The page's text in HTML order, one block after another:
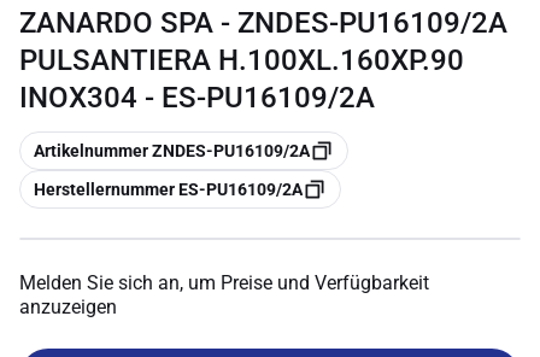
ZANARDO SPA - ZNDES-PU16109/2A
PULSANTIERA H.100XL.160XP.90
INOX304 - ES-PU16109/2A
Kopieren
Artikelnummer ZNDES-PU16109/2A
Kopieren
Herstellernummer ES-PU16109/2A
Melden Sie sich an, um Preise und Verfügbarkeit
anzuzeigen